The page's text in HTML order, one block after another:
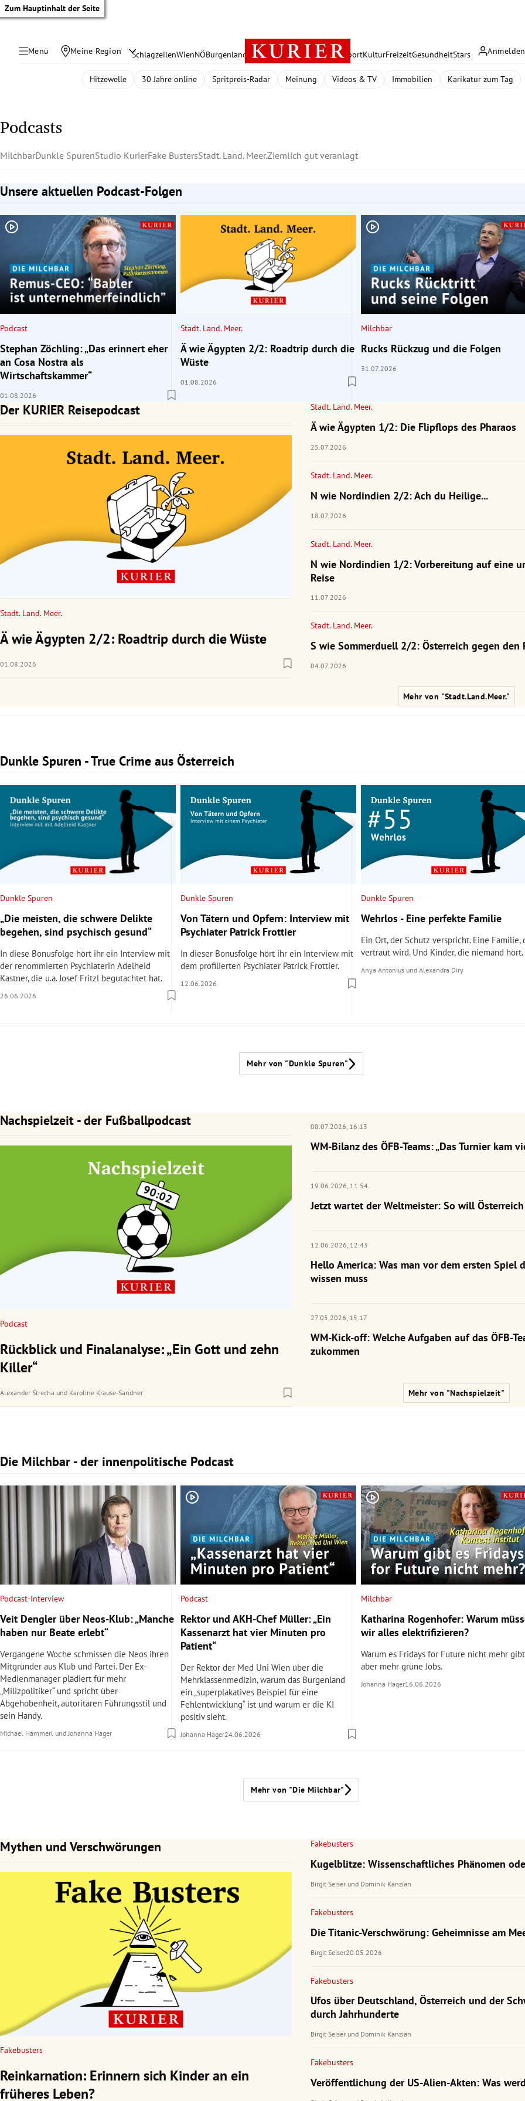
Zum Hauptinhalt der Seite
Menü Meine Region Anmelden
SchlagzeilenWienNÖBurgenland Österreich PolitikWirtschaft SportKulturFreizeitGesundheitStars
Untermenü
Untermenü
Untermenü
Untermenü
Untermenü
Untermenü
Untermenü
Hitzewelle 30 Jahre online Spritpreis-Radar Meinung Videos & TV Immobilien Karikatur zum Tag
Podcasts
MilchbarDunkle SpurenStudio KurierFake BustersStadt. Land. Meer.Ziemlich gut veranlagt
Unsere aktuellen Podcast-Folgen
Slide 1 von 2
Podcast
Stephan Zöchling: „Das erinnert eher
an Cosa Nostra als
Wirtschaftskammer“
01.08.2026
Stadt. Land. Meer.
Ä wie Ägypten 2/2: Roadtrip durch die
Wüste
01.08.2026
Milchbar
Rucks Rückzug und die Folgen
31.07.2026
Der KURIER Reisepodcast
Stadt. Land. Meer.
Ä wie Ägypten 2/2: Roadtrip durch die Wüste
01.08.2026
Stadt. Land. Meer.
Ä wie Ägypten 1/2: Die Flipflops des Pharaos
25.07.2026
Stadt. Land. Meer.
N wie Nordindien 2/2: Ach du Heilige...
18.07.2026
Stadt. Land. Meer.
N wie Nordindien 1/2: Vorbereitung auf eine
Reise
11.07.2026
Stadt. Land. Meer.
S wie Sommerduell 2/2: Österreich gegen den
04.07.2026
Mehr von "Stadt.Land.Meer."
Dunkle Spuren - True Crime aus Österreich
Slide 1 von 3
Dunkle Spuren
„Die meisten, die schwere Delikte
begehen, sind psychisch gesund“
In diese Bonusfolge hört ihr ein Interview mit
der renommierten Psychiaterin Adelheid
Kastner, die u.a. Josef Fritzl begutachtet hat.
26.06.2026
Dunkle Spuren
Von Tätern und Opfern: Interview mit
Psychiater Patrick Frottier
In dieser Bonusfolge hört ihr ein Interview mit
dem profilierten Psychiater Patrick Frottier.
12.06.2026
Dunkle Spuren
Wehrlos - Eine perfekte Familie
Ein Ort, der Schutz verspricht. Eine Familie,
vertraut wird. Und Kinder, die niemand hört.
Anya Antonius und Alexandra Diry
Mehr von "Dunkle Spuren"
Nachspielzeit - der Fußballpodcast
Podcast
Rückblick und Finalanalyse: „Ein Gott und zehn
Killer“
Alexander Strecha und Karoline Krause-Sandner
08.07.2026, 16:13
WM-Bilanz des ÖFB-Teams: „Das Turnier kam
19.06.2026, 11:54
Jetzt wartet der Weltmeister: So will
12.06.2026, 12:43
Hello America: Was man vor dem ersten Spiel
wissen muss
27.05.2026, 15:17
WM-Kick-off: Welche Aufgaben auf das ÖFB-
zukommen
Mehr von "Nachspielzeit"
Die Milchbar - der innenpolitische Podcast
Slide 1 von 3
Podcast-Interview
Veit Dengler über Neos-Klub: „Manche
haben nur Beate erlebt“
Vergangene Woche schmissen die Neos ihren
Mitgründer aus Klub und Partei. Der Ex-
Medienmanager plädiert für mehr
„Milizpolitiker“ und spricht über
Abgehobenheit, autoritären Führungsstil und
sein Handy.
Michael Hammerl undJohanna Hager
Podcast
Rektor und AKH-Chef Müller: „Ein
Kassenarzt hat vier Minuten pro
Patient“
Der Rektor der Med Uni Wien über die
Mehrklassenmedizin, warum das Burgenland
ein „superplakatives Beispiel für eine
Fehlentwicklung“ ist und warum er die KI
positiv sieht.
Johanna Hager24.06.2026
Milchbar
Katharina Rogenhofer: Warum
wir alles elektrifizieren?
Warum es Fridays for Future nicht mehr
aber mehr grüne Jobs.
Johanna Hager16.06.2026
Mehr von "Die Milchbar"
Mythen und Verschwörungen
Fakebusters
Reinkarnation: Erinnern sich Kinder an ein
früheres Leben?
Fakebusters
Kugelblitze: Wissenschaftliches Phänomen
Birgit Seiserund Dominik Kanzian
Fakebusters
Die Titanic-Verschwörung: Geheimnisse am
Birgit Seiser20.05.2026
Fakebusters
Ufos über Deutschland, Österreich und der
durch Jahrhunderte
Birgit Seiserund Dominik Kanzian
Fakebusters
Veröffentlichung der US-Alien-Akten: Was